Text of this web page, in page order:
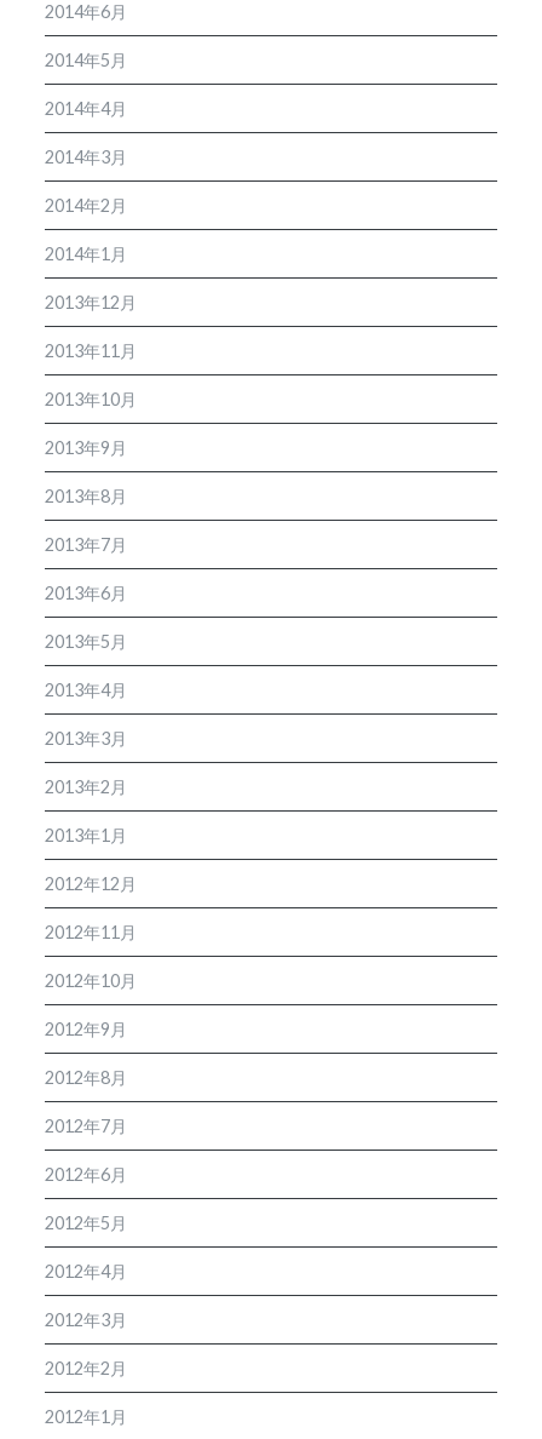
2014年6月
2014年5月
2014年4月
2014年3月
2014年2月
2014年1月
2013年12月
2013年11月
2013年10月
2013年9月
2013年8月
2013年7月
2013年6月
2013年5月
2013年4月
2013年3月
2013年2月
2013年1月
2012年12月
2012年11月
2012年10月
2012年9月
2012年8月
2012年7月
2012年6月
2012年5月
2012年4月
2012年3月
2012年2月
2012年1月